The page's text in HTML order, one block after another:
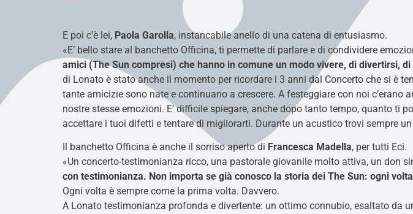
E poi c’è lei, Paola Garolla, instancabile anello di una catena di entusiasmo.
«E’ bello stare al banchetto Officina, ti permette di parlare e di condividere
amici (The Sun compresi) che hanno in comune un modo vivere, di divertirsi,
di Lonato è stato anche il momento per ricordare i 3 anni dal Concerto che si è
tante amicizie sono nate e continuano a crescere. A festeggiare con noi
nostre stesse emozioni. E’ difficile spiegare, anche dopo tanto tempo, quanto ti
accettare i tuoi difetti e tentare di migliorarti. Durante un acustico trovi sempre
Il banchetto Officina è anche il sorriso aperto di Francesca Madella, per tutti Eci.
«Un concerto-testimonianza ricco, una pastorale giovanile molto attiva, un don
con testimonianza. Non importa se già conosco la storia dei The Sun: ogni
Ogni volta è sempre come la prima volta. Davvero.
A Lonato testimonianza profonda e divertente: un ottimo connubio, esaltato da